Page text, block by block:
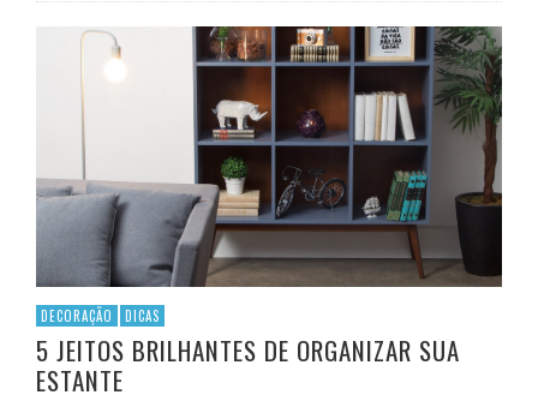
DECORAÇÃO DICAS
5 JEITOS BRILHANTES DE ORGANIZAR SUA
ESTANTE